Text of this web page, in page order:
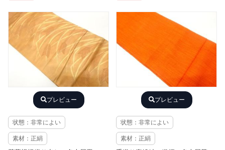
プレビュー
状態：非常によい
素材：正絹
プレビュー
状態：非常によい
素材：正絹